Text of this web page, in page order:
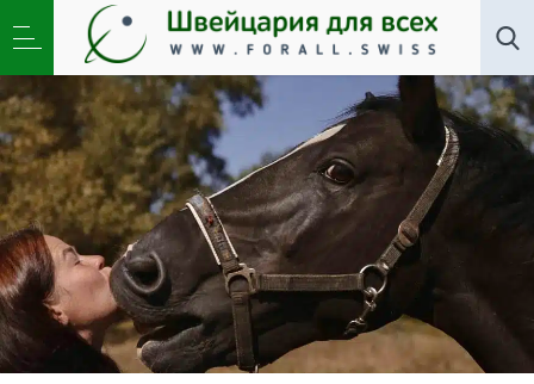
Общество »Кони войны. Из блога Штеффи
Кляйнляйн